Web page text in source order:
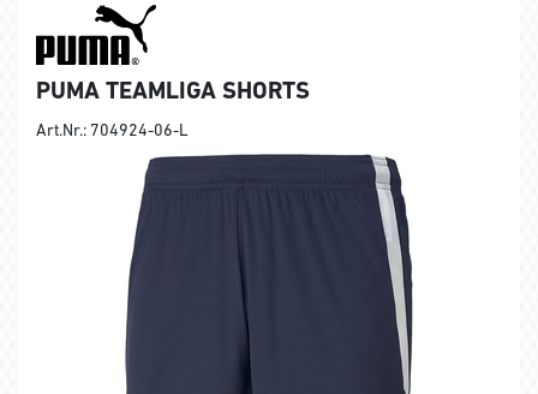
PUMA TEAMLIGA SHORTS
Art.Nr.: 704924-06-L